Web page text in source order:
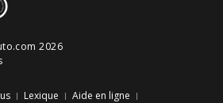
2026
Lexique
Aide en ligne